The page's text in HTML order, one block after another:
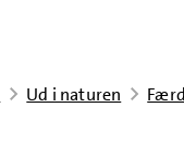
Ud i naturen